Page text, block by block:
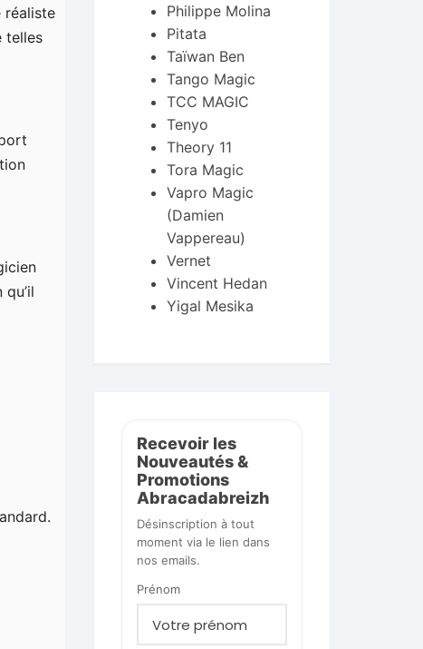
réaliste
telles
Philippe Molina
Pitata
Taïwan Ben
Tango Magic
TCC MAGIC
Tenyo
Theory 11
Tora Magic
Vapro Magic
(Damien
Vappereau)
Vernet
Vincent Hedan
Yigal Mesika
Recevoir les
Nouveautés &
Promotions
Abracadabreizh
Désinscription à tout
moment via le lien dans
nos emails.
Prénom